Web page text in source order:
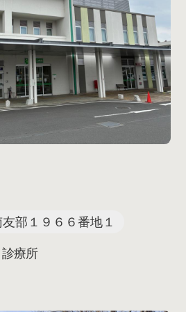
部１９６６番地１
療所